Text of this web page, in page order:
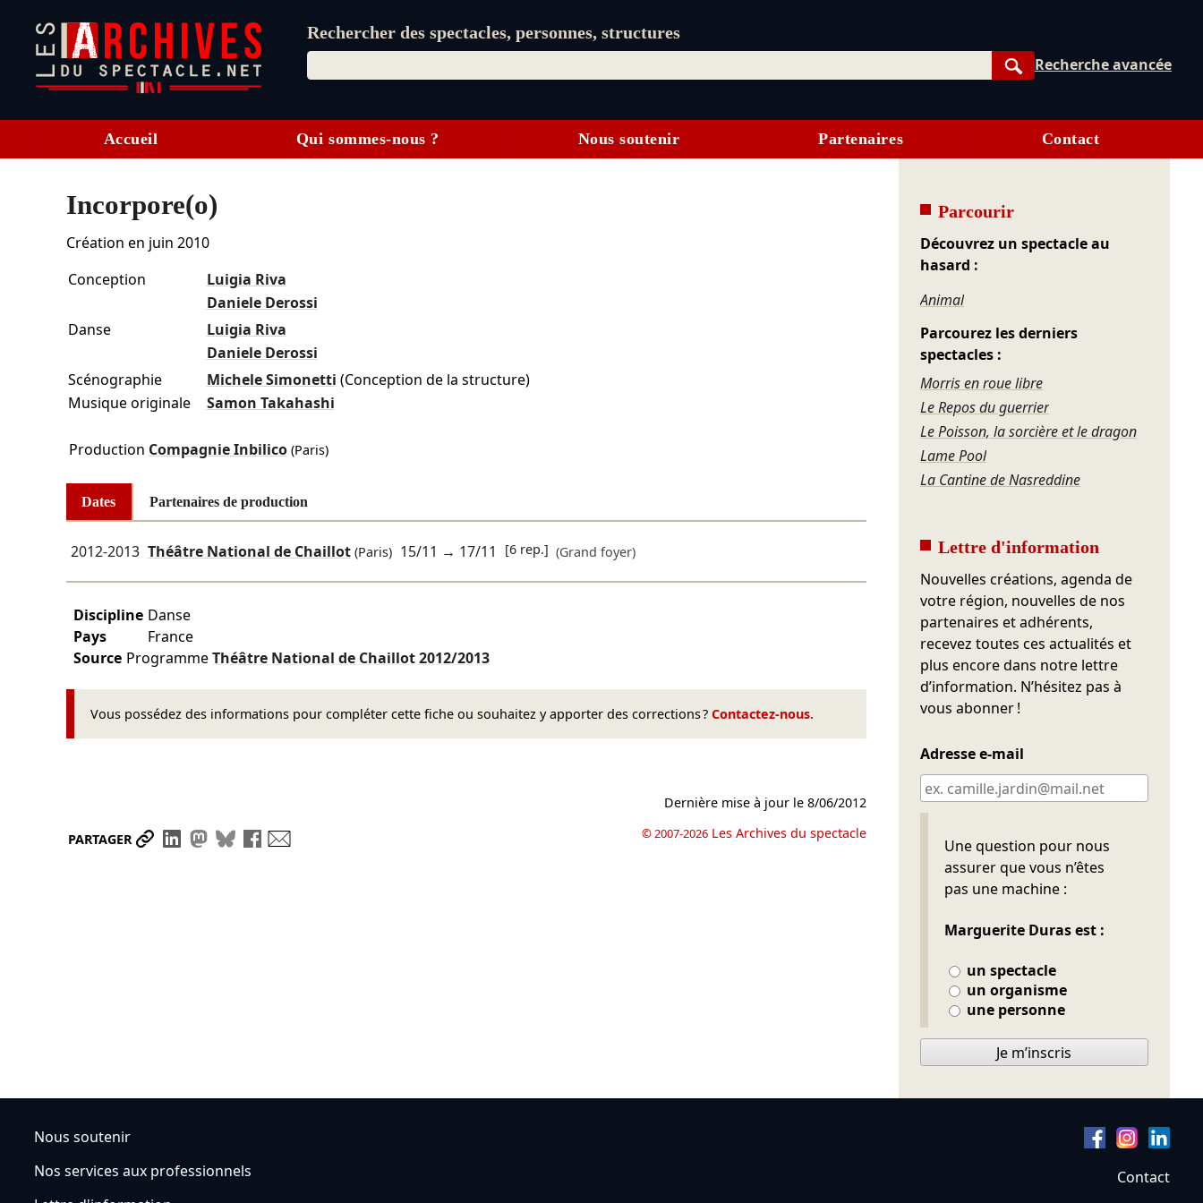
Rechercher des spectacles, personnes, structures
Rechercher
Recherche avancée
Accueil Qui sommes-nous ? Nous soutenir Partenaires Contact
Incorpore(o)
Création en juin 2010
Conception
Luigia Riva
Daniele Derossi
Danse
Luigia Riva
Daniele Derossi
Scénographie
Michele Simonetti (Conception de la structure)
Musique originale
Samon Takahashi
Production Compagnie Inbilico(Paris)
Dates Partenaires de production
2012-2013 Théâtre National de Chaillot(Paris) 15/11 → 17/11 [6 rep.] (Grand foyer)
Discipline Danse
Pays
France
Source ProgrammeThéâtre National de Chaillot2012/2013
Vous possédez des informations pour compléter cette fiche ou souhaitez y apporter des corrections ? Contactez-nous.
PARTAGER Partager le lien
Partager sur LinkedIn
Partager sur Mastodon
Partager sur Bluesky
Partager sur Facebook
Dernière mise à jour le8/06/2012
© 2007-2026 Les Archives du spectacle
Parcourir
Découvrez un spectacle au
hasard :
Animal
Parcourez les derniers
spectacles :
Morris en roue libre
Le Repos du guerrier
Le Poisson, la sorcière et le dragon
Lame Pool
La Cantine de Nasreddine
Lettre d'information
Nouvelles créations, agenda de
votre région, nouvelles de nos
partenaires et adhérents,
recevez toutes ces actualités et
plus encore dans notre lettre
d’information. N’hésitez pas à
vous abonner !
Adresse e-mail
Une question pour nous
assurer que vous n’êtes
pas une machine :
Marguerite Duras est :
un spectacle
un organisme
une personne
Ne pas remplir
Je m’inscris
Nous soutenir
Nos services aux professionnels
Contact